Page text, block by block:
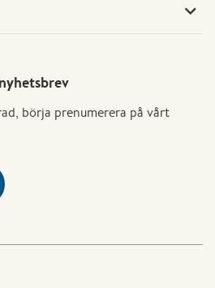
börja prenumerera på vårt